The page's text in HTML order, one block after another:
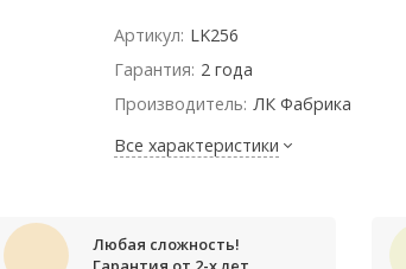
Артикул: LK256
Гарантия: 2 года
Производитель: ЛК Фабрика
Все характеристики
Любая сложность!